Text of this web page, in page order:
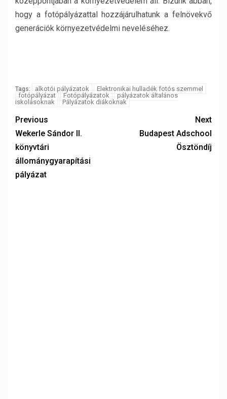
hogy a fotópályázattal hozzájárulhatunk a felnövekvő
generációk környezetvédelmi neveléséhez.
Tags: alkotói pályázatok
Elektronikai hulladék fotós szemmel
fotópályázat
Fotópályázatok
pályázatok általános
iskolásoknak
Pályázatok diákoknak
Previous
Wekerle Sándor II.
könyvtári
állománygyarapítási
pályázat
Next
Budapest Adschool
Ösztöndíj